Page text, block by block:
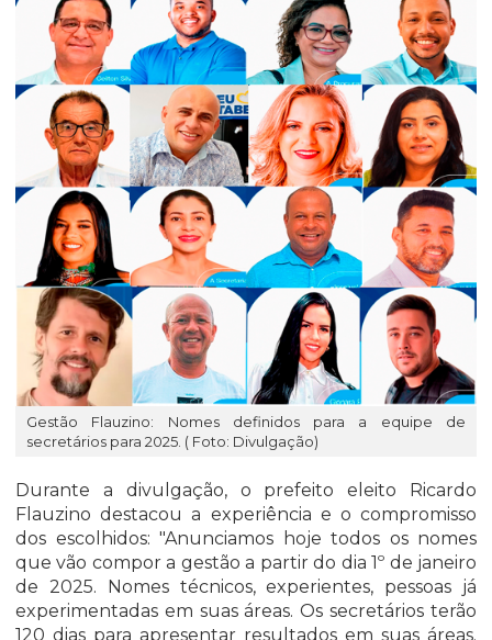
Gestão Flauzino: Nomes definidos para a equipe de
secretários para 2025. ( Foto: Divulgação)
Durante a divulgação, o prefeito eleito Ricardo
Flauzino destacou a experiência e o compromisso
dos escolhidos: "Anunciamos hoje todos os nomes
que vão compor a gestão a partir do dia 1º de janeiro
de 2025. Nomes técnicos, experientes, pessoas já
experimentadas em suas áreas. Os secretários terão
120 dias para apresentar resultados em suas áreas.